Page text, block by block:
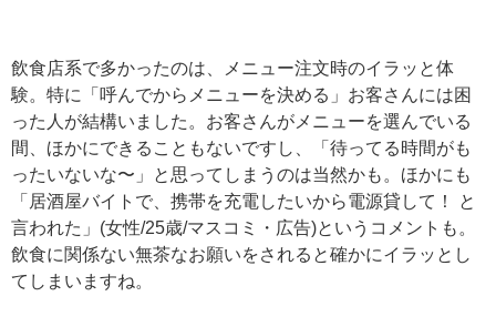
飲食店系で多かったのは、メニュー注文時のイラッと体
験。特に「呼んでからメニューを決める」お客さんには困
った人が結構いました。お客さんがメニューを選んでいる
間、ほかにできることもないですし、「待ってる時間がも
ったいないな〜」と思ってしまうのは当然かも。ほかにも
「居酒屋バイトで、携帯を充電したいから電源貸して！ と
言われた」(女性/25歳/マスコミ・広告)というコメントも。
飲食に関係ない無茶なお願いをされると確かにイラッとし
てしまいますね。